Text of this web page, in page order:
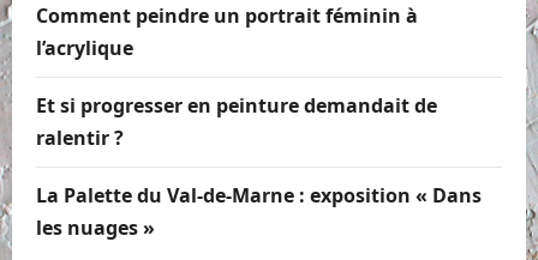
Comment peindre un portrait féminin à
l’acrylique
Et si progresser en peinture demandait de
ralentir ?
La Palette du Val-de-Marne : exposition « Dans
les nuages »